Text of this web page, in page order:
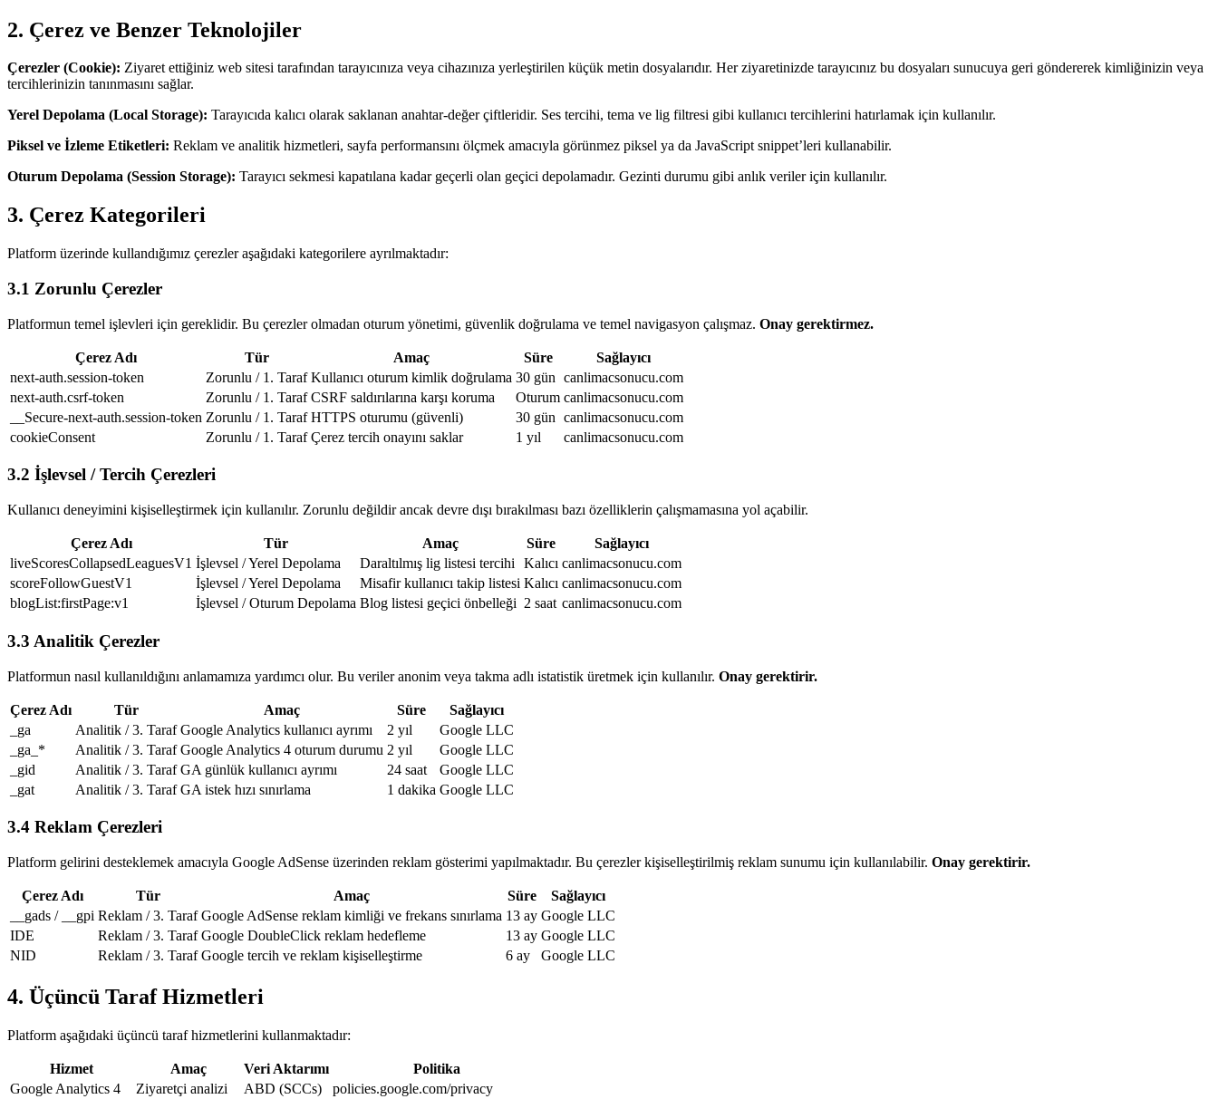
2. Çerez ve Benzer Teknolojiler
Çerezler (Cookie): Ziyaret ettiğiniz web sitesi tarafından tarayıcınıza veya cihazınıza yerleştirilen küçük metin dosyalarıdır. Her ziyaretinizde tarayıcınız bu dosyaları sunucuya geri göndererek kimliğinizin veya
tercihlerinizin tanınmasını sağlar.
Yerel Depolama (Local Storage): Tarayıcıda kalıcı olarak saklanan anahtar-değer çiftleridir. Ses tercihi, tema ve lig filtresi gibi kullanıcı tercihlerini hatırlamak için kullanılır.
Piksel ve İzleme Etiketleri: Reklam ve analitik hizmetleri, sayfa performansını ölçmek amacıyla görünmez piksel ya da JavaScript snippet’leri kullanabilir.
Oturum Depolama (Session Storage): Tarayıcı sekmesi kapatılana kadar geçerli olan geçici depolamadır. Gezinti durumu gibi anlık veriler için kullanılır.
3. Çerez Kategorileri
Platform üzerinde kullandığımız çerezler aşağıdaki kategorilere ayrılmaktadır:
3.1 Zorunlu Çerezler
Platformun temel işlevleri için gereklidir. Bu çerezler olmadan oturum yönetimi, güvenlik doğrulama ve temel navigasyon çalışmaz. Onay gerektirmez.
Çerez Adı Tür Amaç Süre
Sağlayıcı
next-auth.session-token
Zorunlu / 1. Taraf Kullanıcı oturum kimlik doğrulama 30 gün canlimacsonucu.com
next-auth.csrf-token
Zorunlu / 1. Taraf CSRF saldırılarına karşı koruma Oturum canlimacsonucu.com
__Secure-next-auth.session-token Zorunlu / 1. Taraf HTTPS oturumu (güvenli) 30 gün canlimacsonucu.com
cookieConsent
Zorunlu / 1. Taraf Çerez tercih onayını saklar 1 yıl canlimacsonucu.com
3.2 İşlevsel / Tercih Çerezleri
Kullanıcı deneyimini kişiselleştirmek için kullanılır. Zorunlu değildir ancak devre dışı bırakılması bazı özelliklerin çalışmamasına yol açabilir.
Çerez Adı Tür Amaç Süre
Sağlayıcı
liveScoresCollapsedLeaguesV1 İşlevsel / Yerel Depolama Daraltılmış lig listesi tercihi Kalıcı canlimacsonucu.com
scoreFollowGuestV1
İşlevsel / Yerel Depolama Misafir kullanıcı takip listesi Kalıcı canlimacsonucu.com
blogList:firstPage:v1
İşlevsel / Oturum Depolama Blog listesi geçici önbelleği 2 saat canlimacsonucu.com
3.3 Analitik Çerezler
Platformun nasıl kullanıldığını anlamamıza yardımcı olur. Bu veriler anonim veya takma adlı istatistik üretmek için kullanılır. Onay gerektirir.
Çerez Adı Tür Amaç Süre
Sağlayıcı
_ga
Analitik / 3. Taraf Google Analytics kullanıcı ayrımı 2 yıl
Google LLC
_ga_*
Analitik / 3. Taraf Google Analytics 4 oturum durumu 2 yıl
Google LLC
_gid
Analitik / 3. Taraf GA günlük kullanıcı ayrımı 24 saat
Google LLC
_gat
Analitik / 3. Taraf GA istek hızı sınırlama 1 dakika Google LLC
3.4 Reklam Çerezleri
Platform gelirini desteklemek amacıyla Google AdSense üzerinden reklam gösterimi yapılmaktadır. Bu çerezler kişiselleştirilmiş reklam sunumu için kullanılabilir. Onay gerektirir.
Çerez Adı Tür Amaç Süre
Sağlayıcı
__gads / __gpi Reklam / 3. Taraf Google AdSense reklam kimliği ve frekans sınırlama 13 ay Google LLC
IDE
Reklam / 3. Taraf Google DoubleClick reklam hedefleme 13 ay Google LLC
NID
Reklam / 3. Taraf Google tercih ve reklam kişiselleştirme 6 ay Google LLC
4. Üçüncü Taraf Hizmetleri
Platform aşağıdaki üçüncü taraf hizmetlerini kullanmaktadır:
Hizmet Amaç Veri Aktarımı
Politika
Google Analytics 4
Ziyaretçi analizi ABD (SCCs)
policies.google.com/privacy